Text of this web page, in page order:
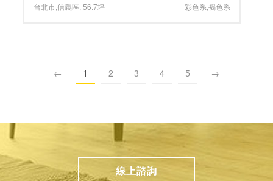
台北市,信義區 ,56.7坪 彩色系 褐色系
← 1 2 3 4 5 →
線上諮詢